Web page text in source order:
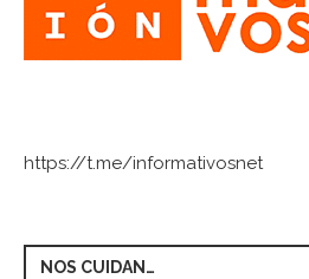
https://t.me/informativosnet
NOS CUIDAN…